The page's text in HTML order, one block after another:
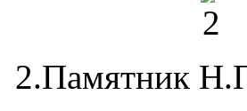
2.Памятник